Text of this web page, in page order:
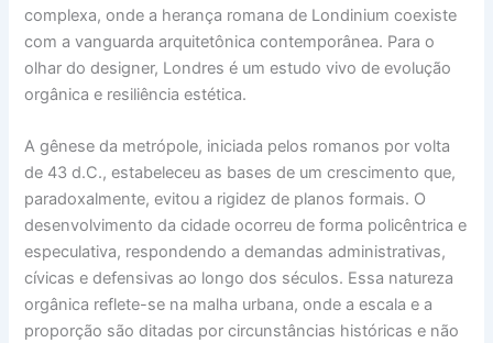
complexa, onde a herança romana de Londinium coexiste
com a vanguarda arquitetônica contemporânea. Para o
olhar do designer, Londres é um estudo vivo de evolução
orgânica e resiliência estética.
A gênese da metrópole, iniciada pelos romanos por volta
de 43 d.C., estabeleceu as bases de um crescimento que,
paradoxalmente, evitou a rigidez de planos formais. O
desenvolvimento da cidade ocorreu de forma policêntrica e
especulativa, respondendo a demandas administrativas,
cívicas e defensivas ao longo dos séculos. Essa natureza
orgânica reflete-se na malha urbana, onde a escala e a
proporção são ditadas por circunstâncias históricas e não